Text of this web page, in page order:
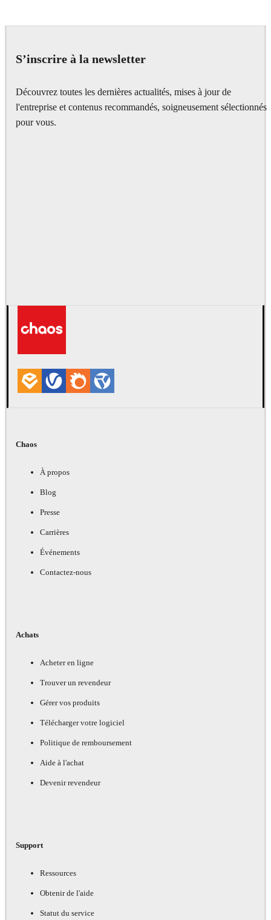
S’inscrire à la newsletter
Découvrez toutes les dernières actualités, mises à jour de
l'entreprise et contenus recommandés, soigneusement sélectionnés
pour vous.
Chaos
À propos
Blog
Presse
Carrières
Événements
Contactez-nous
Achats
Acheter en ligne
Trouver un revendeur
Gérer vos produits
Télécharger votre logiciel
Politique de remboursement
Aide à l'achat
Devenir revendeur
Support
Ressources
Obtenir de l'aide
Statut du service